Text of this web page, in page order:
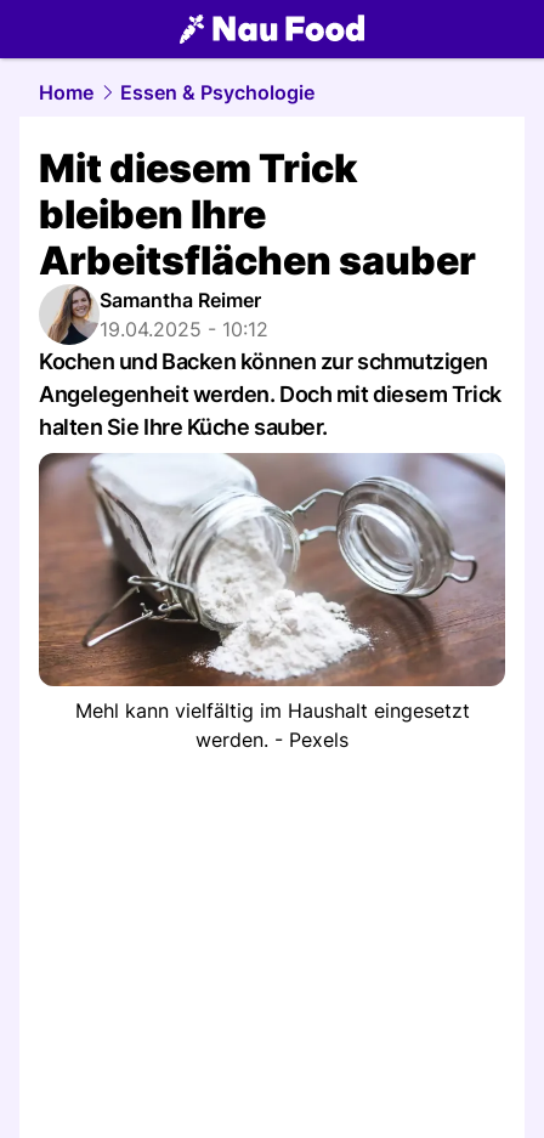
food.NAU.ch
Home Essen & Psychologie
Mit diesem Trick
bleiben Ihre
Arbeitsflächen sauber
Samantha Reimer
19.04.2025 - 10:12
Kochen und Backen können zur schmutzigen
Angelegenheit werden. Doch mit diesem Trick
halten Sie Ihre Küche sauber.
Mehl kann vielfältig im Haushalt eingesetzt
werden. - Pexels